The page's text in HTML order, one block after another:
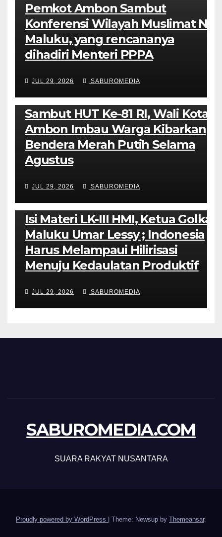
Pemkot Ambon Sambut
Konferensi Wilayah Muslimat NU
Maluku, yang rencananya
dihadiri Menteri PPPA
JUL 29, 2026 SABUROMEDIA
AMBON METRO POLITIK & PEMERINTAHAN
Sambut HUT Ke-81 RI, Wali Kota
Ambon Imbau Warga Kibarkan
Bendera Merah Putih Selama
Agustus
JUL 29, 2026 SABUROMEDIA
AMBON METRO JURNALISME AKTIVIS PENDIDIKAN & OLAHRAGA
THE MOLUCCAS
Isi Materi LK-III HMI, Ketua Golkar
Maluku Umar Lessy ; Indonesia
Harus Melampaui Hilirisasi
Menuju Kedaulatan Produktif
JUL 29, 2026 SABUROMEDIA
SABUROMEDIA.COM
SUARA RAKYAT NUSANTARA
Proudly powered by WordPress Theme: Newsup by Themeansar.